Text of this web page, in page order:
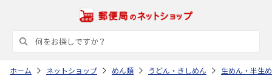
ホーム ネットショップ めん類 うどん・きしめん 生めん・半生